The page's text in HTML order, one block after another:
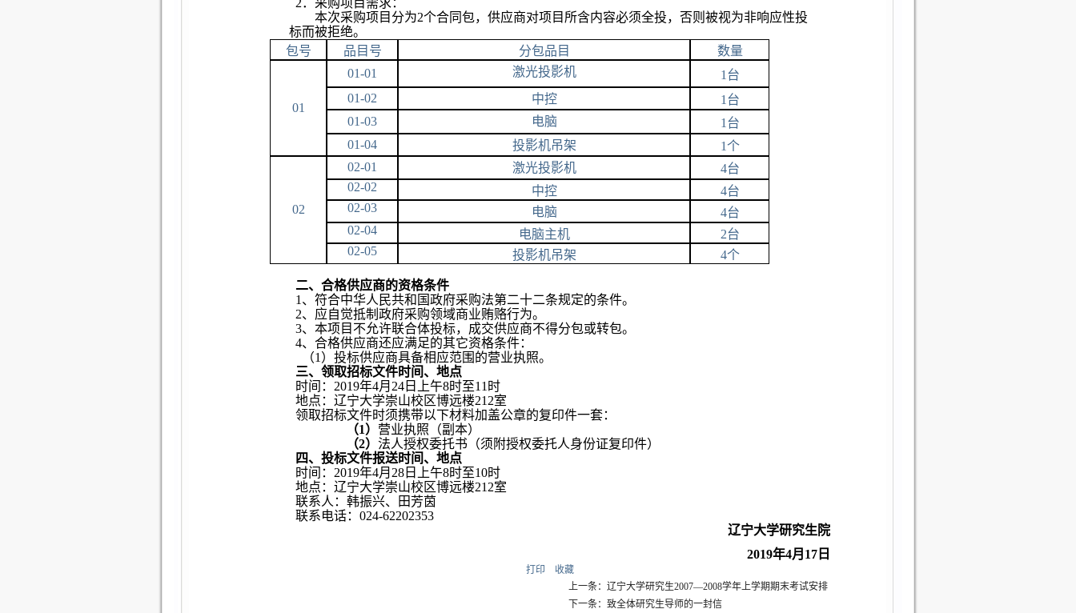
2．采购项目需求：
本次采购项目分为2个合同包，供应商对项目所含内容必须全投，否则被视为非响应性投
标而被拒绝。
包号
品目号 分包品目 数量
01
01-01 激光投影机 1 台
01-02
中控 1 台
01-03
电脑 1 台
01-04
投影机吊架 1个
02
02-01 激光投影机 4台
02-02
中控 4台
02-03
电脑 4台
02-04
电脑主机 2台
02-05
投影机吊架 4个
二、合格供应商的资格条件
1 、符合中华人民共和国政府采购法第二十二条规定的条件。
2、应自觉抵制政府采购领域商业贿赂行为。
3、本项目不允许联合体投标，成交供应商不得分包或转包。
4、合格供应商还应满足的其它资格条件：
（1）投标供应商具备相应范围的营业执照。
三、领取招标文件时间、地点
时间：2019年4月24日上午8时至11时
地点：辽宁大学崇山校区博远楼212室
领取招标文件时须携带以下材料加盖公章的复印件一套：
（1） 营业执照（副本）
（2） 法人授权委托书（须附授权委托人身份证复印件）
四、投标文件报送时间、地点
时间： 2019年4月28日上午8时至10时
地点：辽宁大学崇山校区博远楼212室
联系人：韩振兴、田芳茵
联系电话：024-62202353
辽宁大学研究生院
2019年4月17日
打印
收藏
上一条：辽宁大学研究生2007―2008学年上学期期末考试安排
下一条：致全体研究生导师的一封信